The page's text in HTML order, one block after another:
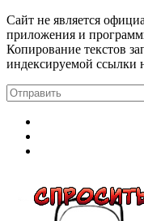
Сайт не является
приложения и
Копирование текстов
индексируемой ссылки